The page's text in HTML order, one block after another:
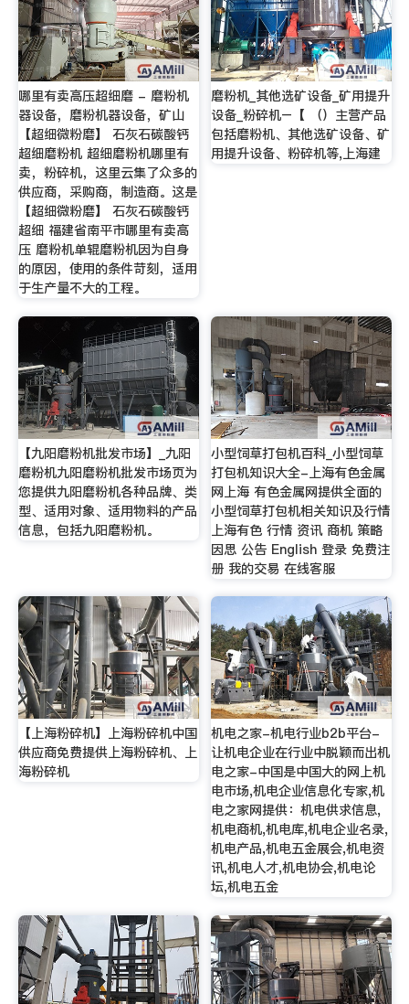
哪里有卖高压超细磨 - 磨粉机
器设备，磨粉机器设备，矿山
【超细微粉磨】 石灰石碳酸钙
超细磨粉机 超细磨粉机哪里有
卖，粉碎机，这里云集了众多的
供应商，采购商，制造商。这是
【超细微粉磨】 石灰石碳酸钙
超细 福建省南平市哪里有卖高
压 磨粉机单辊磨粉机因为自身
的原因，使用的条件苛刻，适用
于生产量不大的工程。
磨粉机_其他选矿设备_矿用提升
设备_粉碎机–【 （）主营产品
包括磨粉机、其他选矿设备、矿
用提升设备、粉碎机等,上海建
【九阳磨粉机批发市场】_九阳
磨粉机九阳磨粉机批发市场页为
您提供九阳磨粉机各种品牌、类
型、适用对象、适用物料的产品
信息，包括九阳磨粉机。
小型饲草打包机百科_小型饲草
打包机知识大全-上海有色金属
网上海 有色金属网提供全面的
小型饲草打包机相关知识及行情
上海有色 行情 资讯 商机 策略
因思 公告 English 登录 免费注
册 我的交易 在线客服
【上海粉碎机】上海粉碎机中国
供应商免费提供上海粉碎机、上
海粉碎机
机电之家-机电行业b2b平台-
让机电企业在行业中脱颖而出机
电之家-中国是中国大的网上机
电市场,机电企业信息化专家,机
电之家网提供：机电供求信息,
机电商机,机电库,机电企业名录,
机电产品,机电五金展会,机电资
讯,机电人才,机电协会,机电论
坛,机电五金